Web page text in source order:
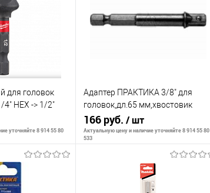
К сравнению
для головок
4" HEX -> 1/2"
уточняйте 8 914 55 80
Адаптер ПРАКТИКА 3/8" для
головок,дл.65 мм,хвостовик
шестигранник 1/4"
166 руб. / шт
Актуальную цену и наличие уточняйте 8 914 55 80
533
В корзину